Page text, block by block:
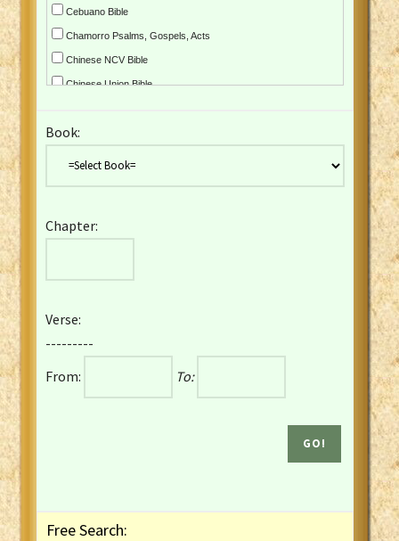
Cebuano Bible
Chamorro Psalms, Gospels, Acts
Chinese NCV Bible
Chinese Union Bible
Czech Kralicka Bible
English YLT 1898 Bible
French Darby Bible
French Louis Segond Bible
Gaelic (Manx) Selections
Gaelic (Scottish) Mark
Book:
Chapter:
Verse:
---------
From:
To:
Free Search: